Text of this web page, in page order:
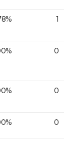
1
0
0
0